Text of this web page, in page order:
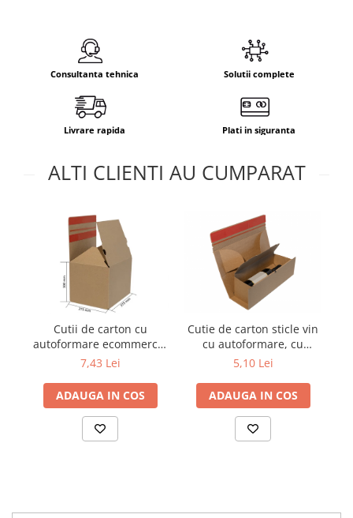
Consultanta tehnica Solutii complete
Livrare rapida Plati in siguranta
ALTI CLIENTI AU CUMPARAT
Cutii de carton cu
autoformare ecommerce,
FitBox, productive si
375x275x300
7,43 Lei
ADAUGA IN COS
Cutie de carton sticle vin
cu autoformare, cu
banda dublu adeziva,
5,10 Lei
ADAUGA IN COS